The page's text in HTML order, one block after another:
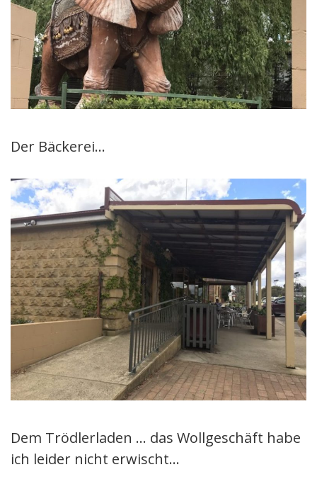
Der Bäckerei…
Dem Trödlerladen … das Wollgeschäft habe
ich leider nicht erwischt…